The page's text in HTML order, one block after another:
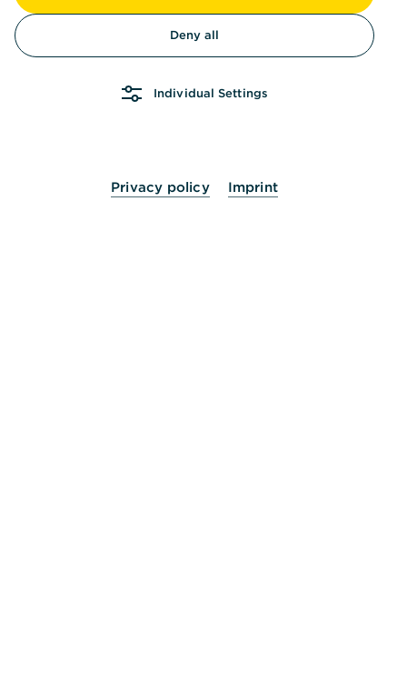
Informationen zu ehemaligen Produkten im
Deny all
Individual Settings
Privacy policy Imprint